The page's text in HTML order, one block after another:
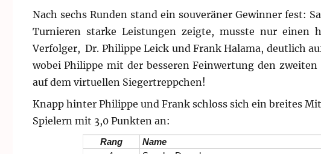
Nach sechs Runden stand ein souveräner Gewinner fest:
Turnieren starke Leistungen zeigte, musste nur einen
Verfolger, Dr. Philippe Leick und Frank Halama, deutlich
wobei Philippe mit der besseren Feinwertung den
auf dem virtuellen Siegertreppchen!
Knapp hinter Philippe und Frank schloss sich ein breites
Spielern mit 3,0 Punkten an:
Rang Name